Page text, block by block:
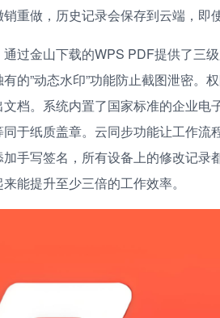
重做，历史记录会保存到云端，即
过金山下载的WPS PDF提供了三
的”动态水印”功能防止截图泄密。
档。系统内置了国家标准的企业
于纸质盖章。云同步功能让工作流
手写签名，所有设备上的修改记
能提升至少三倍的工作效率。